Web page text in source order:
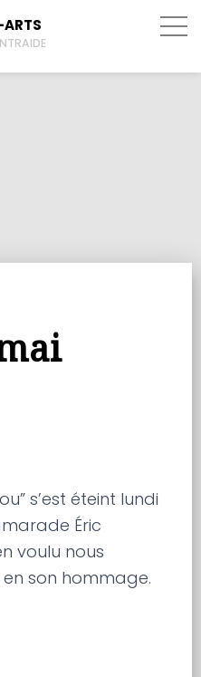
ARTS
s’est éteint lundi
Éric
voulu nous
son hommage.